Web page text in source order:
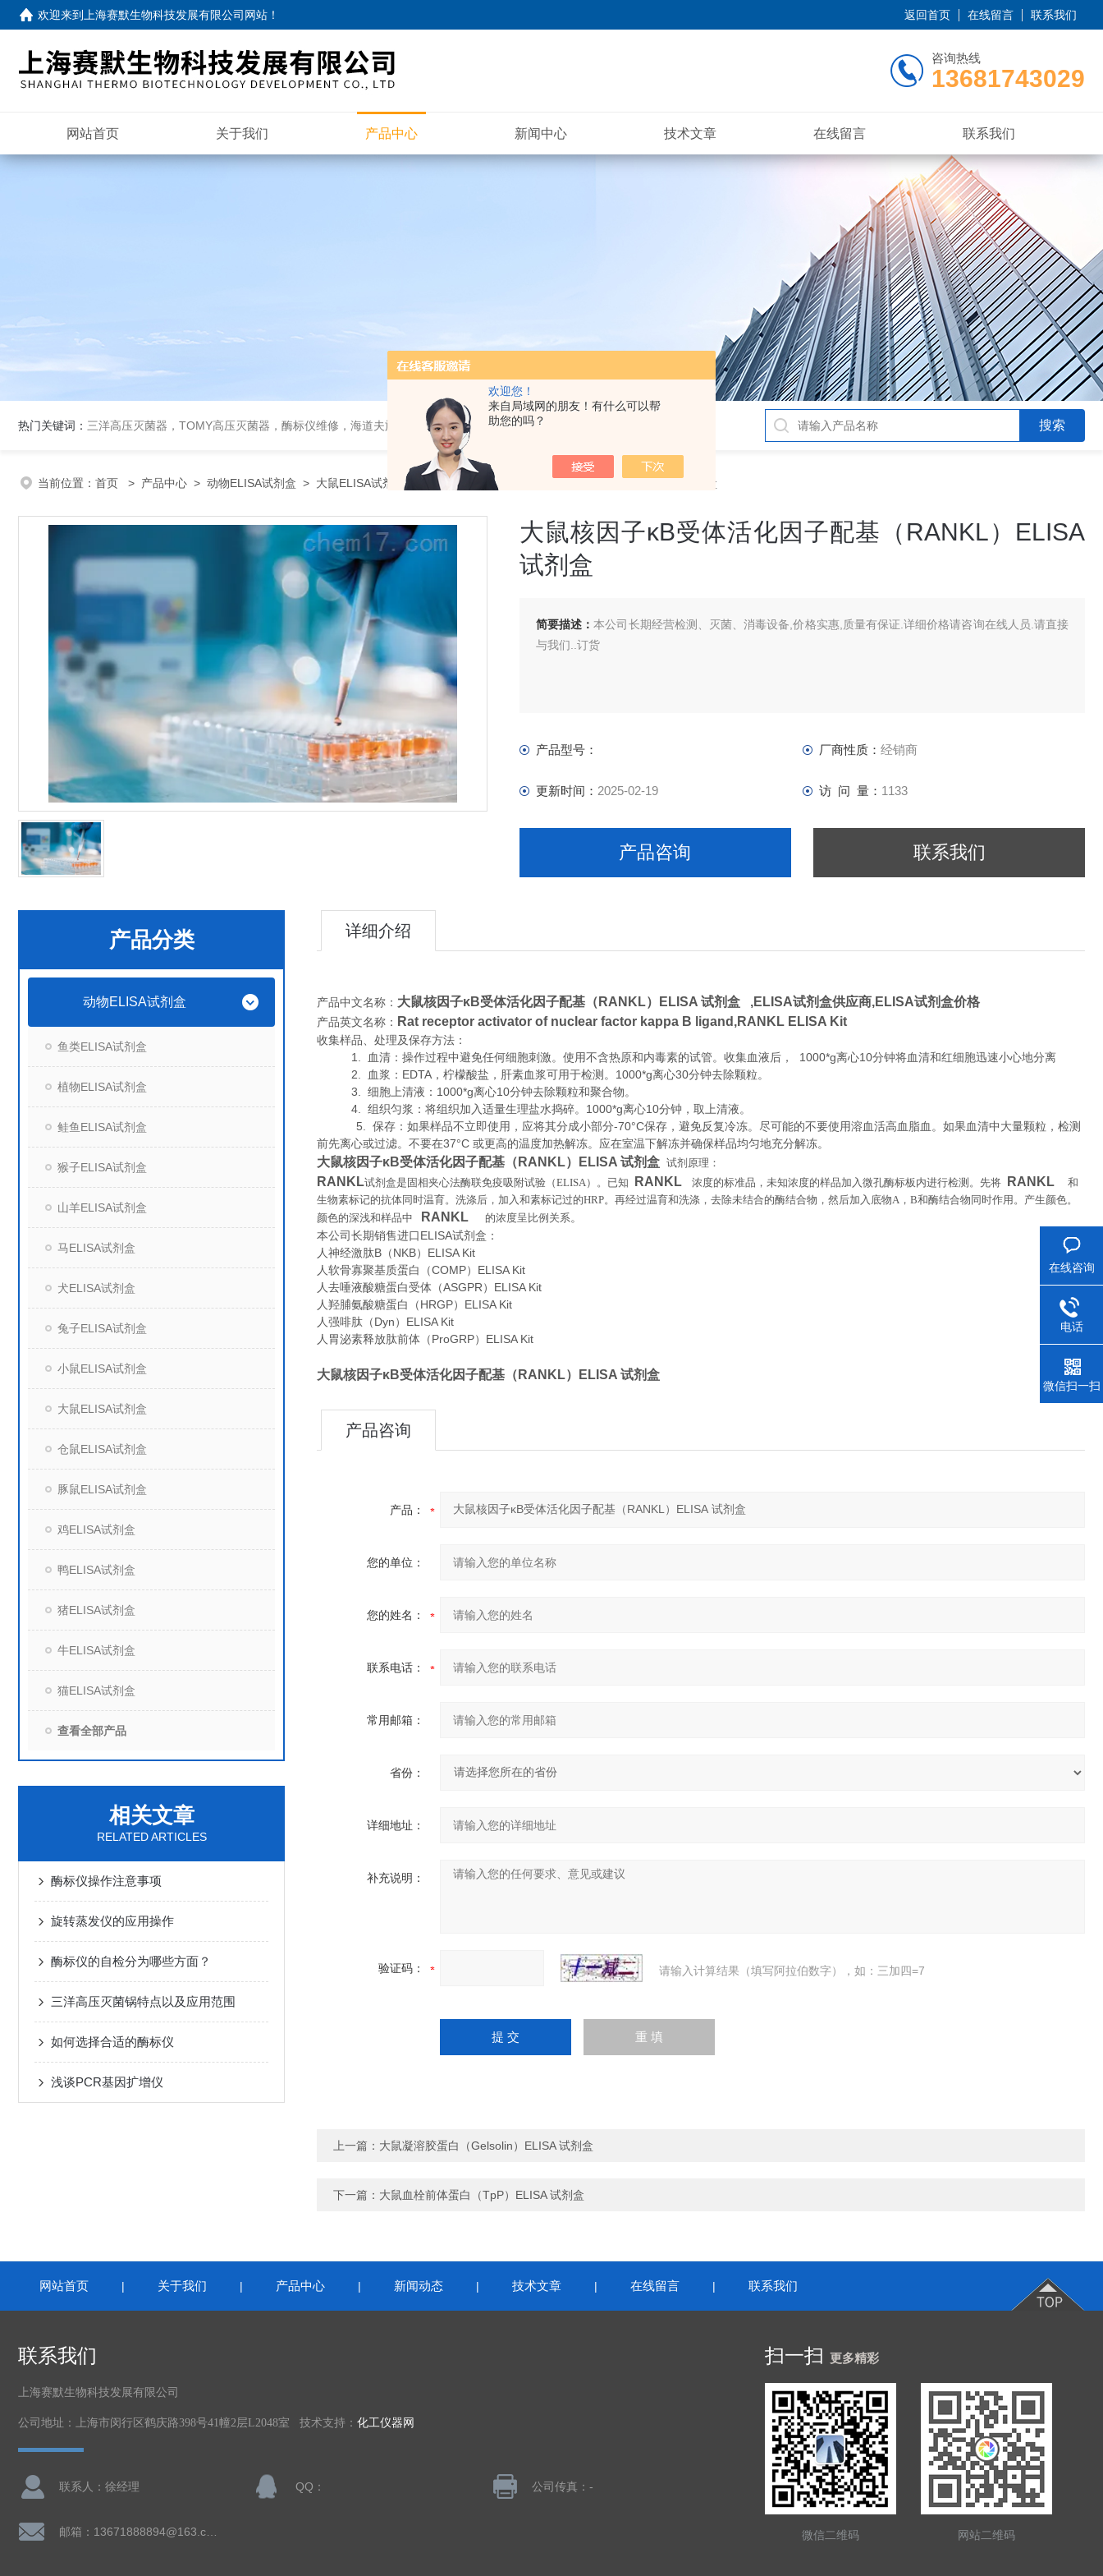
欢迎您！
来自局域网的朋友！有什么可以帮
助您的吗？
欢迎来到 上海赛默生物科技发展有限公司网站 ！ 返回首页 在线留言 联系我们
咨询热线
13681743029
网站首页 关于我们 产品中心 新闻中心 技术文章 在线留言 联系我们
热门关键词： 三洋高压灭菌器，TOMY高压灭菌器，酶标仪维修，海道夫旋转蒸发仪
当前位置： 首页 > 产品中心 > 动物ELISA试剂盒 > 大鼠ELISA试剂盒> 大鼠核因子κB受体活化因子配基（RANKL）ELISA 试剂盒
大鼠核因子κB受体活化因子配基（RANKL）ELISA
试剂盒
简要描述：本公司长期经营检测、灭菌、消毒设备,价格实惠,质量有保证.详细价格请咨询在线人员.请直接
与我们..订货
产品型号： 厂商性质： 经销商
更新时间： 2025-02-19 访 问 量： 1133
产品咨询 联系我们
产品分类
动物ELISA试剂盒
鱼类ELISA试剂盒
植物ELISA试剂盒
鲑鱼ELISA试剂盒
猴子ELISA试剂盒
山羊ELISA试剂盒
马ELISA试剂盒
犬ELISA试剂盒
兔子ELISA试剂盒
小鼠ELISA试剂盒
大鼠ELISA试剂盒
仓鼠ELISA试剂盒
豚鼠ELISA试剂盒
鸡ELISA试剂盒
鸭ELISA试剂盒
猪ELISA试剂盒
牛ELISA试剂盒
猫ELISA试剂盒
查看全部产品
相关文章
RELATED ARTICLES
酶标仪操作注意事项
旋转蒸发仪的应用操作
酶标仪的自检分为哪些方面？
三洋高压灭菌锅特点以及应用范围
如何选择合适的酶标仪
浅谈PCR基因扩增仪
详细介绍
产品中文名称： 大鼠核因子κB受体活化因子配基（RANKL）ELISA 试剂盒 ,ELISA试剂盒供应商,ELISA试剂盒价格
产品英文名称： Rat receptor activator of nuclear factor kappa B ligand,RANKL ELISA Kit
收集样品、处理及保存方法：
1. 血清：操作过程中避免任何细胞刺激。使用不含热原和内毒素的试管。收集血液后， 1000*g离心10分钟将血清和红细胞迅速小心地分离
2. 血浆：EDTA，柠檬酸盐，肝素血浆可用于检测。1000*g离心30分钟去除颗粒。
3. 细胞上清液：1000*g离心10分钟去除颗粒和聚合物。
4. 组织匀浆：将组织加入适量生理盐水捣碎。1000*g离心10分钟，取上清液。
5. 保存：如果样品不立即使用，应将其分成小部分-70°C保存，避免反复冷冻。尽可能的不要使用溶血活高血脂血。如果血清中大量颗粒，检测
前先离心或过滤。不要在37°C 或更高的温度加热解冻。应在室温下解冻并确保样品均匀地充分解冻。
大鼠核因子κB受体活化因子配基（RANKL）ELISA 试剂盒 试剂原理 ：
RANKL试剂盒是固相夹心法酶联免疫吸附试验（ELISA）。已知 RANKL 浓度的标准品，未知浓度的样品加入微孔酶标板内进行检测。先将 RANKL
和
生物素标记的抗体同时温育。洗涤后，加入和素标记过的HRP。再经过温育和洗涤，去除未结合的酶结合物，然后加入底物A ， B和酶结合物同时作用。产生颜色。
颜色的深浅和样品中
RANKL 的浓度呈比例关系。
本公司长期销售进口ELISA试剂盒：
人神经激肽B（NKB）ELISA Kit
人软骨寡聚基质蛋白（COMP）ELISA Kit
人去唾液酸糖蛋白受体（ASGPR）ELISA Kit
人羟脯氨酸糖蛋白（HRGP）ELISA Kit
人强啡肽（Dyn）ELISA Kit
人胃泌素释放肽前体（ProGRP）ELISA Kit
大鼠核因子κB受体活化因子配基（RANKL）ELISA 试剂盒
产品咨询
产品：
您的单位：
您的姓名：
联系电话：
常用邮箱：
省份：
详细地址：
补充说明：
验证码： 请输入计算结果（填写阿拉伯数字），如：三加四=7
上一篇： 大鼠凝溶胶蛋白（Gelsolin）ELISA 试剂盒
下一篇： 大鼠血栓前体蛋白（TpP）ELISA 试剂盒
网站首页 | 关于我们 | 产品中心 | 新闻动态 | 技术文章 | 在线留言 | 联系我们
联系我们
上海赛默生物科技发展有限公司
公司地址：上海市闵行区鹤庆路398号41幢2层L2048室 技术支持： 化工仪器网
联系人：徐经理 QQ： 公司传真：-
扫一扫 更多精彩
微信二维码 网站二维码
在线咨询
电话
微信扫一扫